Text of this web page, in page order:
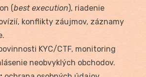
(best execution), riadenie
konflikty záujmov, záznamy
KYC/CTF, monitoring
neobvyklých obchodov.